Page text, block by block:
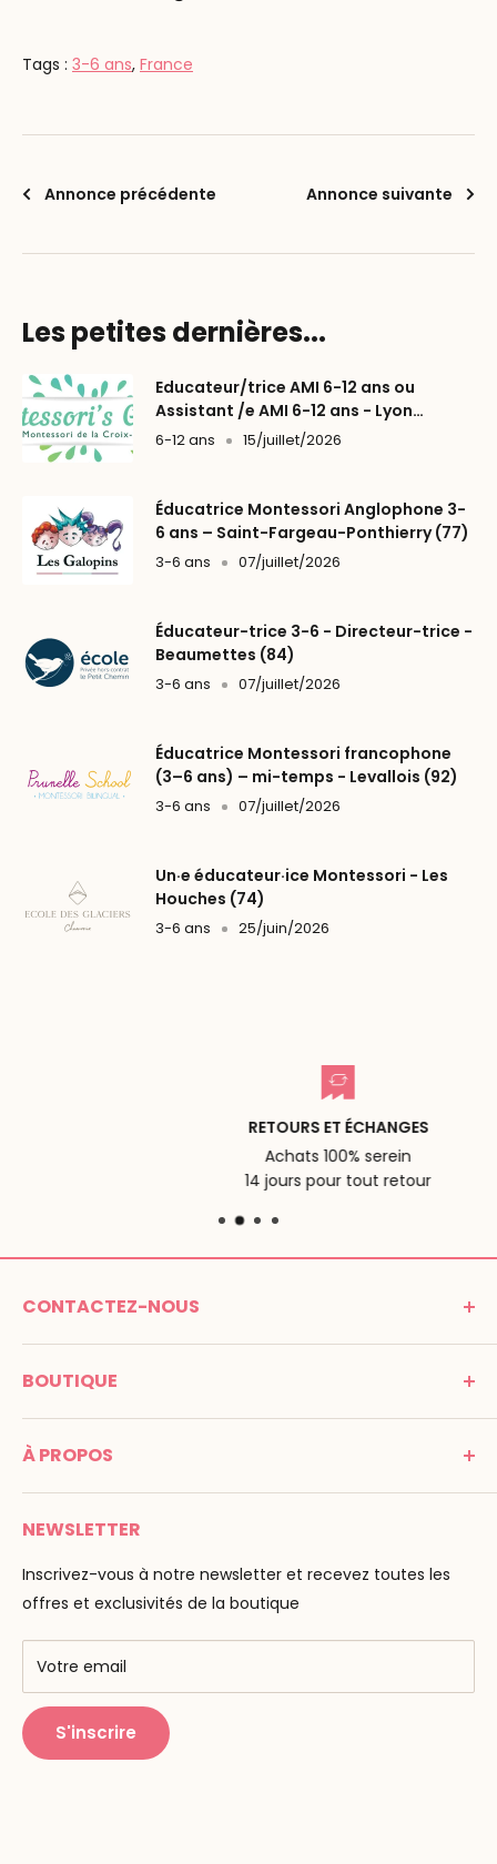
Tags : 3-6 ans, France
Annonce précédente Annonce suivante
Les petites dernières...
Educateur/trice AMI 6-12 ans ou
Assistant /e AMI 6-12 ans - Lyon
(69004)
6-12 ans 15/juillet/2026
Éducatrice Montessori Anglophone 3-
6 ans – Saint-Fargeau-Ponthierry (77)
3-6 ans 07/juillet/2026
Éducateur-trice 3-6 - Directeur-trice -
Beaumettes (84)
3-6 ans 07/juillet/2026
Éducatrice Montessori francophone
(3–6 ans) – mi-temps - Levallois (92)
3-6 ans 07/juillet/2026
Un·e éducateur·ice Montessori - Les
Houches (74)
3-6 ans 25/juin/2026
RETOURS ET ÉCHANGES
Achats 100% serein
14 jours pour tout retour
CONTACTEZ-NOUS
MONTESSORI SPIRIT
Promenade Jean Dalba
Tél : 05 53 61 21 26
Email :info@montessori-spirit.com
BOUTIQUE
C G V
Mentions légales
Paiement
Livraison
F.A.Q
À PROPOS
Montessori Spirit
Maria Montessori
La pédagogie
Nos marques
Centres de formation
Public Montessori
NEWSLETTER
Inscrivez-vous à notre newsletter et recevez toutes les
offres et exclusivités de la boutique
Votre email
S'inscrire